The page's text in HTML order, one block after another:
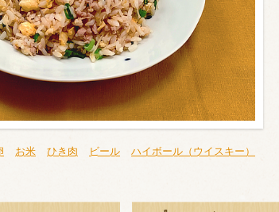
白ワイン
お米 ひき肉 ビール
ハイボール（ウイスキー）